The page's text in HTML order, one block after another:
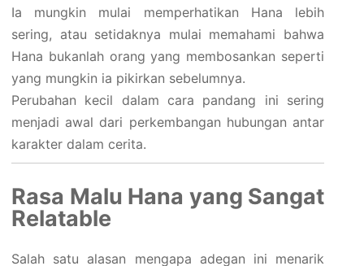
Ia mungkin mulai memperhatikan Hana lebih
sering, atau setidaknya mulai memahami bahwa
Hana bukanlah orang yang membosankan seperti
yang mungkin ia pikirkan sebelumnya.
Perubahan kecil dalam cara pandang ini sering
menjadi awal dari perkembangan hubungan antar
karakter dalam cerita.
Rasa Malu Hana yang Sangat
Relatable
Salah satu alasan mengapa adegan ini menarik